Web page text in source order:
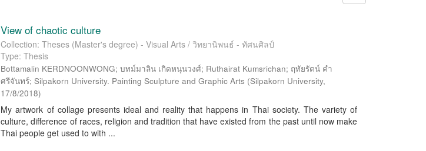
View of chaotic culture
Collection: Theses (Master's degree) - Visual Arts / วิทยานิพนธ์ - ทัศนศิลป์
Type: Thesis
Bottamalin KERDNOONWONG; บทม์มาลิน เกิดหนุนวงศ์; Ruthairat Kumsrichan; ฤทัยรัตน์ คำ
ศรีจันทร์; Silpakorn University. Painting Sculpture and Graphic Arts (Silpakorn University,
17/8/2018)
My artwork of collage presents ideal and reality that happens in Thai society. The variety of
culture, difference of races, religion and tradition that have existed from the past until now make
Thai people get used to with ...